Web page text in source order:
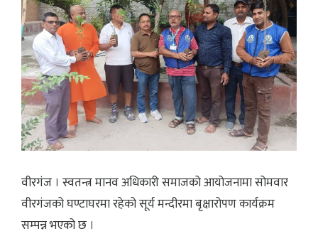
वीरगंज । स्वतन्त्र मानव अधिकारी समाजको आयोजनामा सोमवार
वीरगंजको घण्टाघरमा रहेको सूर्य मन्दीरमा बृक्षारोपण कार्यक्रम
सम्पन्न भएको छ ।